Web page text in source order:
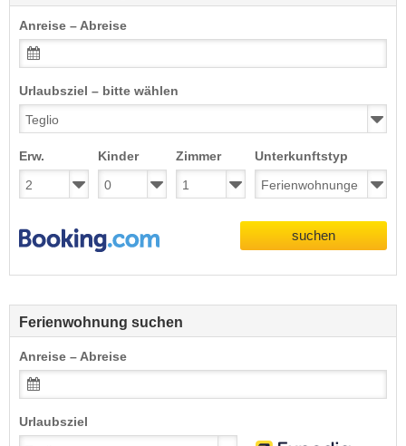
Anreise – Abreise
Urlaubsziel – bitte wählen
Erw. Kinder Zimmer Unterkunftstyp
suchen
Ferienwohnung suchen
Anreise – Abreise
Urlaubsziel